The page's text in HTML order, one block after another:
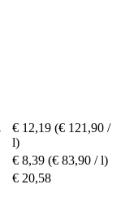
€ 12,19 (€ 121,90 /
l)
€ 8,39 (€ 83,90 / l)
€ 20,58